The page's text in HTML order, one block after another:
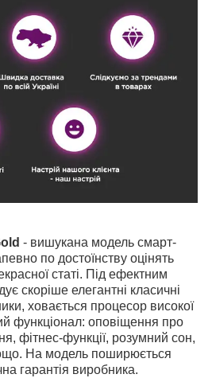
- вишукана модель смарт-
по достоїнству оцінять
статі. Під ефектним
скоріше елегантні класичні
ховається процесор високої
функціонал: оповіщення про
фітнес-функції, розумний сон,
На модель поширюється
гарантія виробника.